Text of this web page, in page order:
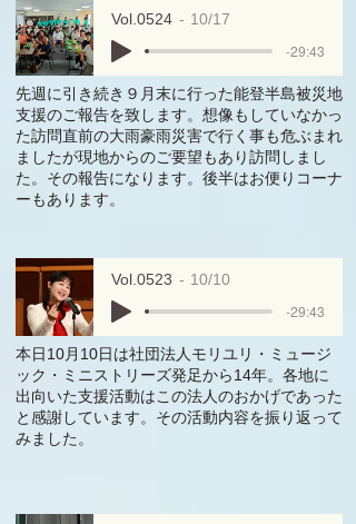
Vol.0524 10/17
-29:43
先週に引き続き９月末に行った能登半島被災地
支援のご報告を致します。想像もしていなかっ
た訪問直前の大雨豪雨災害で行く事も危ぶまれ
ましたが現地からのご要望もあり訪問しまし
た。その報告になります。後半はお便りコーナ
ーもあります。
Vol.0523 10/10
-29:43
本日10月10日は社団法人モリユリ・ミュージ
ック・ミニストリーズ発足から14年。各地に
出向いた支援活動はこの法人のおかげであった
と感謝しています。その活動内容を振り返って
みました。